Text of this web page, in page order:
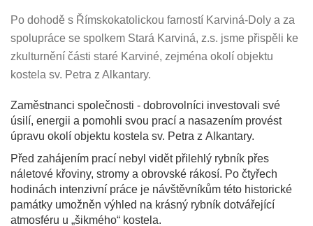
Po dohodě s Římskokatolickou farností Karviná-Doly a za
spolupráce se spolkem Stará Karviná, z.s. jsme přispěli ke
zkulturnění části staré Karviné, zejména okolí objektu
kostela sv. Petra z Alkantary.
Zaměstnanci společnosti - dobrovolníci investovali své
úsilí, energii a pomohli svou prací a nasazením provést
úpravu okolí objektu kostela sv. Petra z Alkantary.
Před zahájením prací nebyl vidět přilehlý rybník přes
náletové křoviny, stromy a obrovské rákosí. Po čtyřech
hodinách intenzivní práce je návštěvníkům této historické
památky umožněn výhled na krásný rybník dotvářející
atmosféru u „šikmého“ kostela.